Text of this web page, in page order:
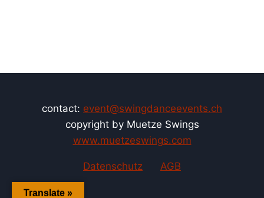
contact: event@swingdanceevents.ch
copyright by Muetze Swings
www.muetzeswings.com
Datenschutz AGB
Translate »